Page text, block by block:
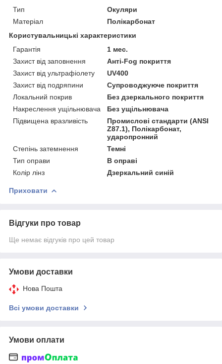
Тип
Окуляри
Матеріал
Полікарбонат
Користувальницькі характеристики
Гарантія
1 мес.
Захист від заповнення
Анті-Fog покриття
Захист від ультрафіолету
UV400
Захист від подряпини
Супроводжуюче покриття
Локальний покрив
Без дзеркального покриття
Накреслення ущільнювача
Без ущільнювача
Підвищена вразливість
Промислові стандарти (ANSI
Z87.1), Полікарбонат,
ударопронний
Степінь затемнення
Темні
Тип оправи
В оправі
Колір лінз
Дзеркальний синій
Приховати
Відгуки про товар
Ще немає відгуків про цей товар
Умови доставки
Нова Пошта
Всі умови доставки
Умови оплати